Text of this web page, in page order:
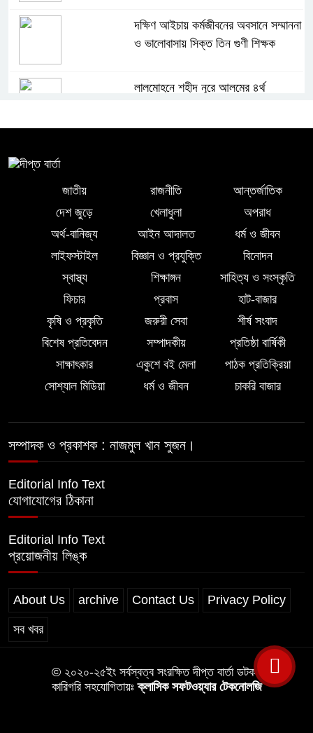
দক্ষিণ আইচায় কর্মজীবনের অবসানে সম্মাননা
ও ভালোবাসায় সিক্ত তিন গুণী শিক্ষক
লালমোহনে শহীদ নূরে আলমের ৪র্থ
সন্তান ফাহিম
দক্ষিন আইচায় ‎বিভিন্ন পরিচয়ে বাড়িতে ঢুকে
প্রতারণার অভিযোগ, সতর্ক থাকার আহ্বান
পুলিশের
লালমোহনে পানিতে ডুবে শিশুর মৃত্যু
পরকীয়ার অভিযোগে অভিযুক্ত ছাত্রদল
নেতা শরীফ বেপারীকে অব্যাহতি দিল ভোলা
লালমোহনে গৃহবধূকে জিম্মি করে ডাকাতি-
জাতীয় রাজনীতি
আন্তর্জাতিক
দেশ জুড়ে
খেলাধুলা
অপরাধ
অর্থ-বানিজ্য
আইন আদালত
ধর্ম ও জীবন
লাইফস্টাইল
বিজ্ঞান ও প্রযুক্তি
বিনোদন
স্বাস্থ্য
শিক্ষাঙ্গন
সাহিত্য ও সংস্কৃতি
ফিচার
প্রবাস
হাট-বাজার
কৃষি ও প্রকৃতি
জরুরী সেবা
শীর্ষ সংবাদ
বিশেষ প্রতিবেদন
সম্পাদকীয়
প্রতিষ্ঠা বার্ষিকী
সাক্ষাৎকার
একুশে বই মেলা
পাঠক প্রতিক্রিয়া
সোশ্যাল মিডিয়া
ধর্ম ও জীবন চাকরি বাজার
সম্পাদক ও প্রকাশক : নাজমুল খান সুজন।
Editorial Info Text
যোগাযোগের ঠিকানা
Editorial Info Text
প্রয়োজনীয় লিঙ্ক
About Us archive Contact Us Privacy Policy
সব খবর
© ২০২০-২৫ইং সর্বস্বত্ব সংরক্ষিত দীপ্ত বার্তা ডটকম
কারিগরি সহযোগিতায়ঃক্লাসিক সফটওয়্যার টেকনোলজি